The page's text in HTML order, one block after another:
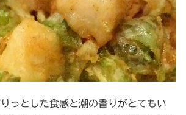
っとした食感と潮の香りがとてもい